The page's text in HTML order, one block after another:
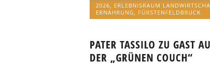
2026 ERLEBNISRAUM
ERNÄHRUNG
FÜRSTENFELDBRUCK
PATER TASSILO ZU GAST
DER „GRÜNEN COUCH“